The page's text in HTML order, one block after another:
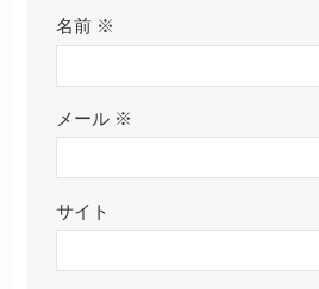
名前 ※
メール ※
サイト